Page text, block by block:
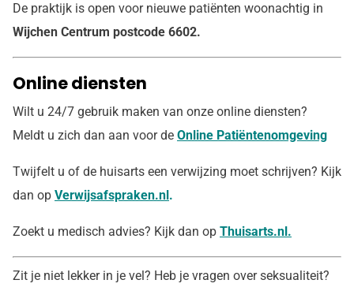
De praktijk is open voor nieuwe patiënten woonachtig in
Wijchen Centrum postcode 6602.
Online diensten
Wilt u 24/7 gebruik maken van onze online diensten?
Meldt u zich dan aan voor de Online Patiëntenomgeving
Twijfelt u of de huisarts een verwijzing moet schrijven? Kijk
dan op Verwijsafspraken.nl.
Zoekt u medisch advies? Kijk dan op Thuisarts.nl.
Zit je niet lekker in je vel? Heb je vragen over seksualiteit?